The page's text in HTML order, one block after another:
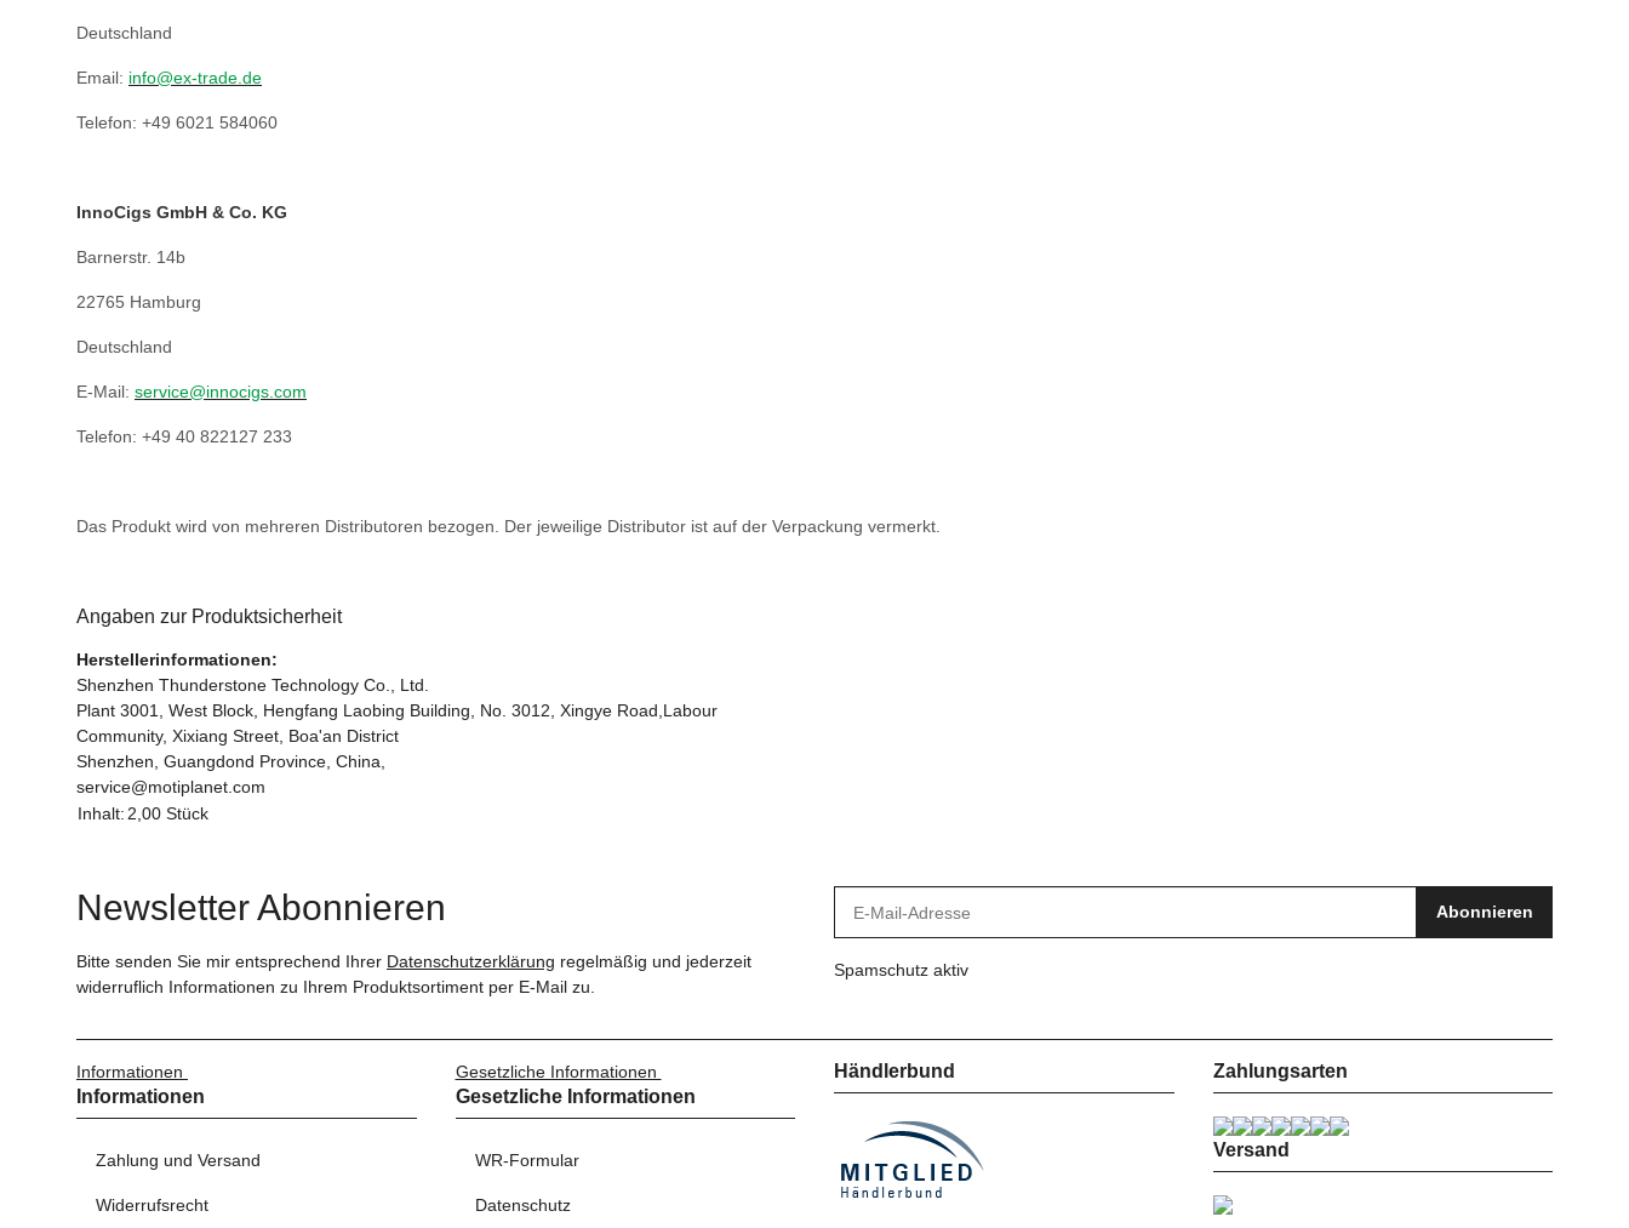
Deutschland
Email: info@ex-trade.de
Telefon: +49 6021 584060
InnoCigs GmbH & Co. KG
Barnerstr. 14b
22765 Hamburg
Deutschland
E-Mail: service@innocigs.com
Telefon: +49 40 822127 233
Das Produkt wird von mehreren Distributoren bezogen. Der jeweilige Distributor ist auf der Verpackung vermerkt.
Angaben zur Produktsicherheit
Herstellerinformationen:
Shenzhen Thunderstone Technology Co., Ltd.
Plant 3001, West Block, Hengfang Laobing Building, No. 3012, Xingye Road,Labour
Community, Xixiang Street, Boa'an District
Shenzhen, Guangdond Province, China,
service@motiplanet.com
Inhalt: 2,00 Stück
Newsletter Abonnieren
Bitte senden Sie mir entsprechend Ihrer Datenschutzerklärung regelmäßig und jederzeit
widerruflich Informationen zu Ihrem Produktsortiment per E-Mail zu.
Abonnieren
Spamschutz aktiv
Informationen
Informationen
Zahlung und Versand
Widerrufsrecht
Gesetzliche Informationen
Gesetzliche Informationen
WR-Formular
Datenschutz
Händlerbund Zahlungsarten
Versand